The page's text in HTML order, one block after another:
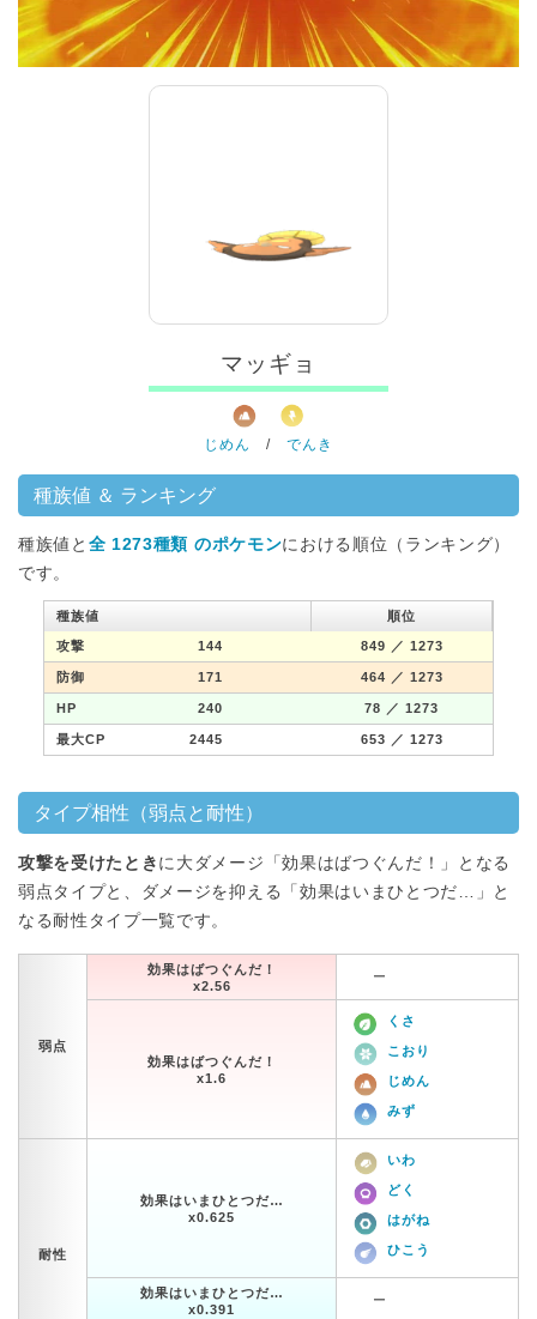
00:00 /01:00
マッギョ
じめん / でんき
種族値 ＆ ランキング
種族値と 全 1273種類 のポケモンにおける順位（ランキング）
です。
種族値 順位
攻撃 144 849 ／ 1273
防御 171 464 ／ 1273
HP 240 78 ／ 1273
最大CP 2445 653 ／ 1273
タイプ相性（弱点と耐性）
攻撃を受けたとき に大ダメージ「効果はばつぐんだ！」となる
弱点タイプと、ダメージを抑える「効果はいまひとつだ…」と
なる耐性タイプ一覧です。
弱点
効果はばつぐんだ！
x2.56
ー
効果はばつぐんだ！
x1.6
くさ
こおり
じめん
みず
耐性
効果はいまひとつだ…
x0.625
いわ
どく
はがね
ひこう
効果はいまひとつだ…
x0.391
ー